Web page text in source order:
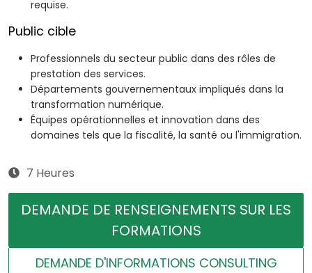
requise.
Public cible
Professionnels du secteur public dans des rôles de
prestation des services.
Départements gouvernementaux impliqués dans la
transformation numérique.
Équipes opérationnelles et innovation dans des
domaines tels que la fiscalité, la santé ou l'immigration.
7 Heures
DEMANDE DE RENSEIGNEMENTS SUR LES
FORMATIONS
DEMANDE D'INFORMATIONS CONSULTING